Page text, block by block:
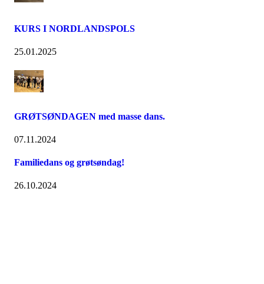
KURS I NORDLANDSPOLS
25.01.2025
GRØTSØNDAGEN med masse dans.
07.11.2024
Familiedans og grøtsøndag!
26.10.2024